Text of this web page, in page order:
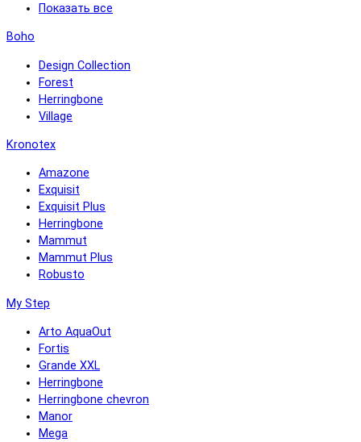
Показать все
Boho
Design Collection
Forest
Herringbone
Village
Kronotex
Amazone
Exquisit
Exquisit Plus
Herringbone
Mammut
Mammut Plus
Robusto
My Step
Arto AquaOut
Fortis
Grande XXL
Herringbone
Herringbone chevron
Manor
Mega